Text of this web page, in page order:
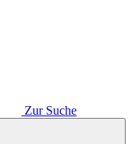
Zur Suche